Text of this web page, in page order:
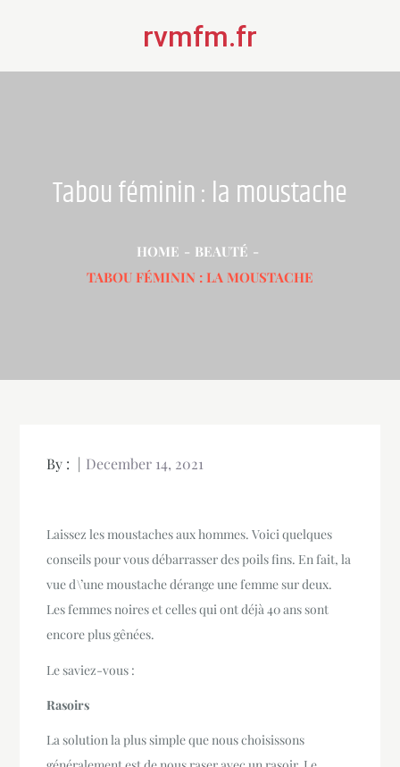
rvmfm.fr
Tabou féminin : la moustache
HOME
BEAUTÉ
TABOU FÉMININ : LA MOUSTACHE
By : December 14, 2021
Laissez les moustaches aux hommes. Voici quelques
conseils pour vous débarrasser des poils fins. En fait, la
vue d\’une moustache dérange une femme sur deux.
Les femmes noires et celles qui ont déjà 40 ans sont
encore plus gênées.
Le saviez-vous :
Rasoirs
La solution la plus simple que nous choisissons